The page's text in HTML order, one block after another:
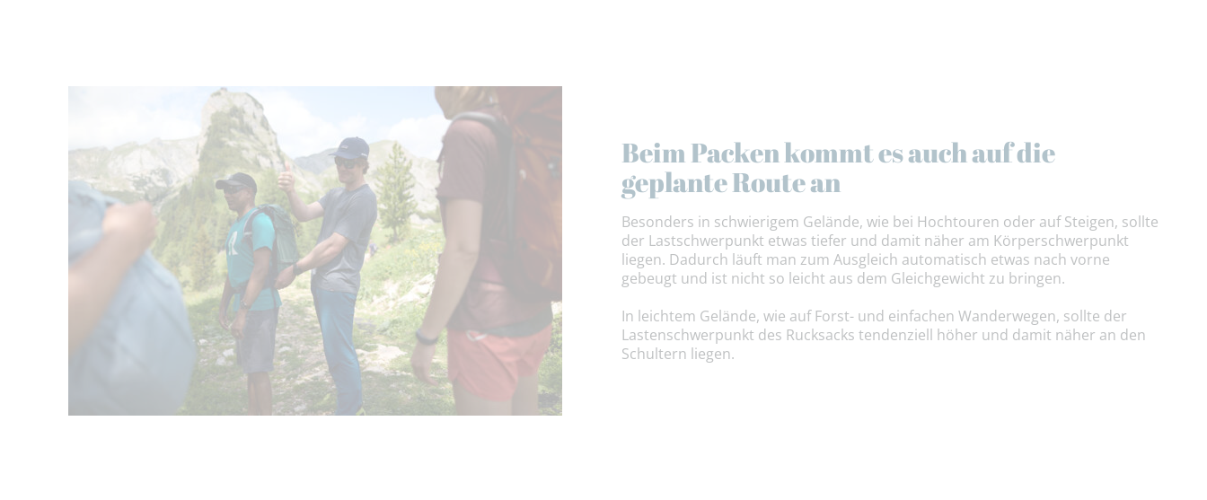
Beim Packen kommt es auch auf die
geplante Route an
Besonders in schwierigem Gelände, wie bei Hochtouren oder auf Steigen, sollte
der Lastschwerpunkt etwas tiefer und damit näher am Körperschwerpunkt
liegen. Dadurch läuft man zum Ausgleich automatisch etwas nach vorne
gebeugt und ist nicht so leicht aus dem Gleichgewicht zu bringen.
In leichtem Gelände, wie auf Forst- und einfachen Wanderwegen, sollte der
Lastenschwerpunkt des Rucksacks tendenziell höher und damit näher an den
Schultern liegen.